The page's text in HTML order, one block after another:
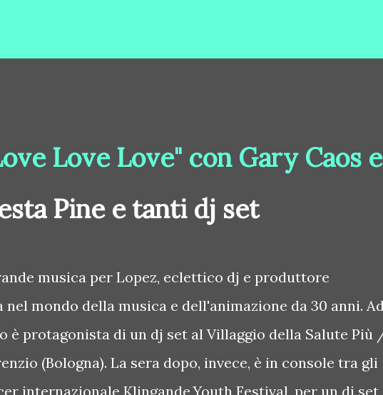
Love Love" con Gary Caos e
Pine e tanti dj set
musica per Lopez, eclettico dj e produttore
nel mondo della musica e dell'animazione da 30 anni.
è protagonista di un dj set al Villaggio della Salute Più
(Bologna). La sera dopo, invece, è in console tra gli
internazionale Klingande,Youth Festival, per un dj set